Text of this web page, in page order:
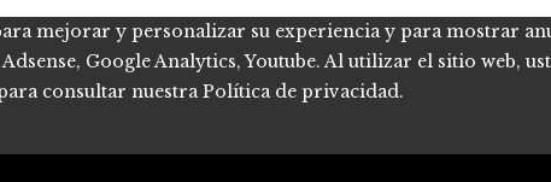
mejorar y personalizar su experiencia y para mostrar
Google Analytics, Youtube. Al utilizar el sitio web,
consultar nuestra Política de privacidad.